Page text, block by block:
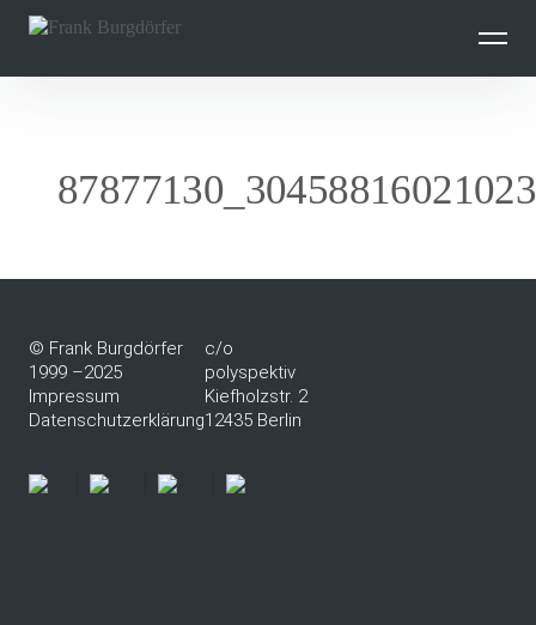
überspringen
© Frank Burgdörfer
1999 –2025
Impressum
Datenschutzerklärung
c/o
polyspektiv
Kiefholzstr. 2
12435 Berlin